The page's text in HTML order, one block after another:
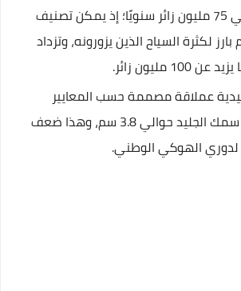
استقبال حوالي 75 مليون زائر سنويًا؛ إذ يمكن تصنيف
لكثرة السياح الذين يزورونه، وتزداد
مليون زائر.
عملاقة مصممة حسب المعايير
الأولمبية؛ إذ يبلغ سمك الجليد حوالي 3.8 سم، وهذا ضعف
الهوكي الوطني.